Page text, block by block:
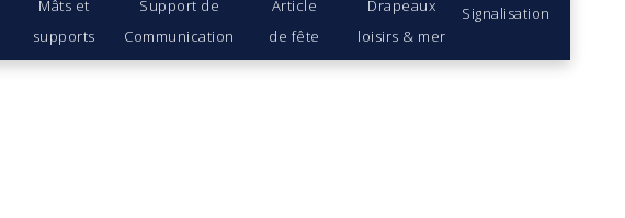
Mâts et
supports
Support de
Communication
Article
de fête
Drapeaux
loisirs & mer
Signalisation